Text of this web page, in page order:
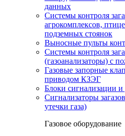
данных
Системы контроля
агрокомплексов,
подземных стоянок
Выносные пульты
Системы контроля
(газоанализаторы) с
Газовые запорные
приводом КЗЭГ
Блоки сигнализации
Сигнализаторы
утечки газа)
Газовое оборудование